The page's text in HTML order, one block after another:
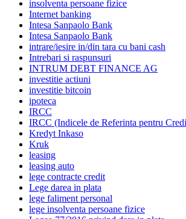
insolventa persoane fizice
Internet banking
Intesa Sanpaolo Bank
Intesa Sanpaolo Bank
intrare/iesire in/din tara cu bani cash
Intrebari si raspunsuri
INTRUM DEBT FINANCE AG
investitie actiuni
investitie bitcoin
ipoteca
IRCC
IRCC (Indicele de Referinta pentru
Kredyt Inkaso
Kruk
leasing
leasing auto
lege contracte credit
Lege darea in plata
lege faliment personal
lege insolventa persoane fizice